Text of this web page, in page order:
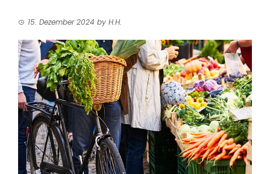
15. Dezember 2024 by H.H.